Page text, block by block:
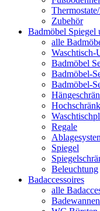
Zubehör
Badmöbel Spiegel
alle
Waschtisch-
Badmöbel
Badmöbel-
Badmöbel-
Regale
Spiegel
Beleuchtung
Badaccessoires
alle